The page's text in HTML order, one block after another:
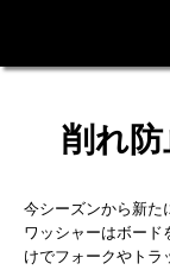
削れ
今シーズンから新た
ワッシャーはボード
けでフォークやトラ